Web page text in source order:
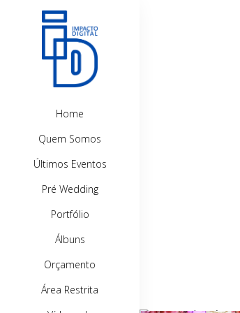
Home
Quem Somos
Últimos Eventos
Pré Wedding
Portfólio
Álbuns
Orçamento
Área Restrita